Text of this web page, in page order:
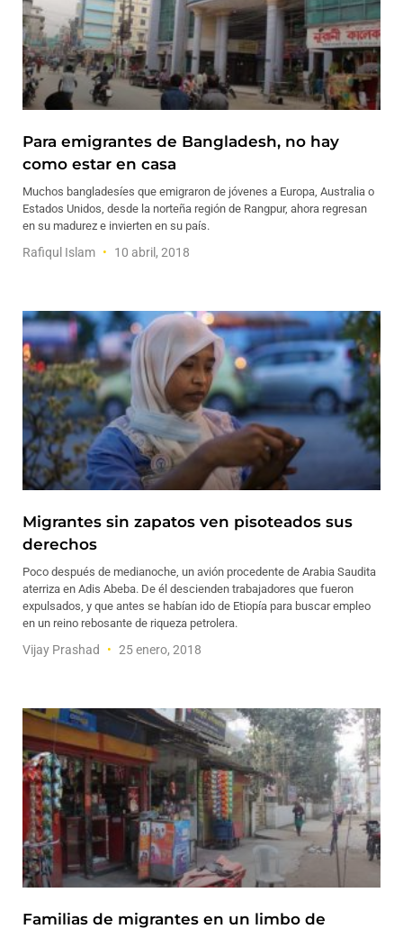
Para emigrantes de Bangladesh, no hay
como estar en casa
Muchos bangladesíes que emigraron de jóvenes a Europa, Australia o
Estados Unidos, desde la norteña región de Rangpur, ahora regresan
en su madurez e invierten en su país.
Rafiqul Islam 10 abril, 2018
Migrantes sin zapatos ven pisoteados sus
derechos
Poco después de medianoche, un avión procedente de Arabia Saudita
aterriza en Adis Abeba. De él descienden trabajadores que fueron
expulsados, y que antes se habían ido de Etiopía para buscar empleo
en un reino rebosante de riqueza petrolera.
Vijay Prashad 25 enero, 2018
Familias de migrantes en un limbo de